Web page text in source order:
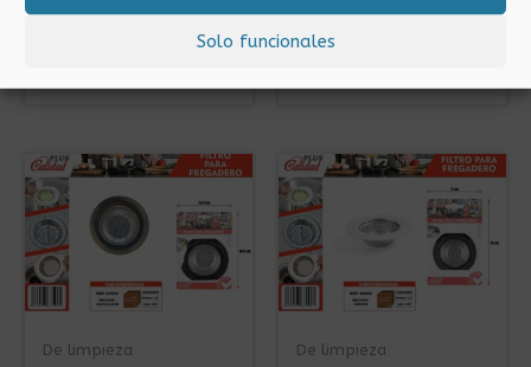
Solo funcionales
De limpieza De limpieza
ESTROPAJO INOX
De limpieza De limpieza